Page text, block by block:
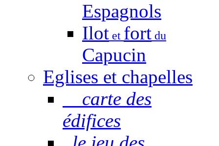
Espagnols
Ilot et fort du
Capucin
Eglises et chapelles
carte des
édifices